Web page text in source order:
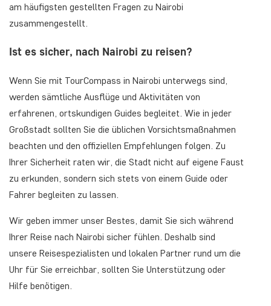
am häufigsten gestellten Fragen zu Nairobi
zusammengestellt.
Ist es sicher, nach Nairobi zu reisen?
Wenn Sie mit TourCompass in Nairobi unterwegs sind,
werden sämtliche Ausflüge und Aktivitäten von
erfahrenen, ortskundigen Guides begleitet. Wie in jeder
Großstadt sollten Sie die üblichen Vorsichtsmaßnahmen
beachten und den offiziellen Empfehlungen folgen. Zu
Ihrer Sicherheit raten wir, die Stadt nicht auf eigene Faust
zu erkunden, sondern sich stets von einem Guide oder
Fahrer begleiten zu lassen.
Wir geben immer unser Bestes, damit Sie sich während
Ihrer Reise nach Nairobi sicher fühlen. Deshalb sind
unsere Reisespezialisten und lokalen Partner rund um die
Uhr für Sie erreichbar, sollten Sie Unterstützung oder
Hilfe benötigen.